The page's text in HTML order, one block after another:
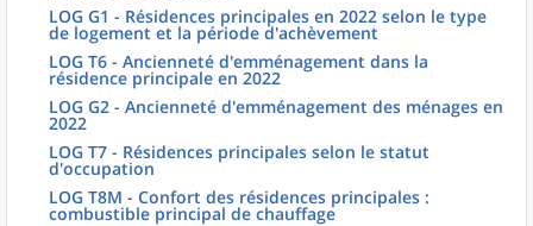
LOG G1 - Résidences principales en 2022 selon le type
de logement et la période d'achèvement
LOG T6 - Ancienneté d'emménagement dans la
résidence principale en 2022
LOG G2 - Ancienneté d'emménagement des ménages en
2022
LOG T7 - Résidences principales selon le statut
d'occupation
LOG T8M - Confort des résidences principales :
combustible principal de chauffage